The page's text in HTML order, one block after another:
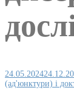
24.05.2024
(ад'юнктури) і